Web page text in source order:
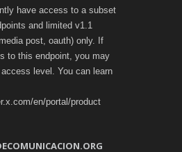
have access to a subset
and limited v1.1
post, oauth) only. If
to this endpoint, you may
level. You can learn
en/portal/product